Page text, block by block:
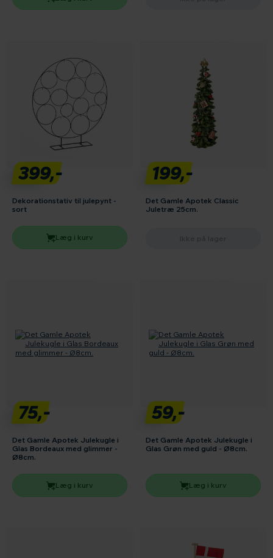
399,-
Dekorationstativ til julepynt -
sort
Læg i kurv
199,-
Det Gamle Apotek Classic
Juletræ 25cm.
75,-
Det Gamle Apotek Julekugle i
Glas Bordeaux med glimmer -
Ø8cm.
Læg i kurv
59,-
Det Gamle Apotek Julekugle i
Glas Grøn med guld - Ø8cm.
Læg i kurv